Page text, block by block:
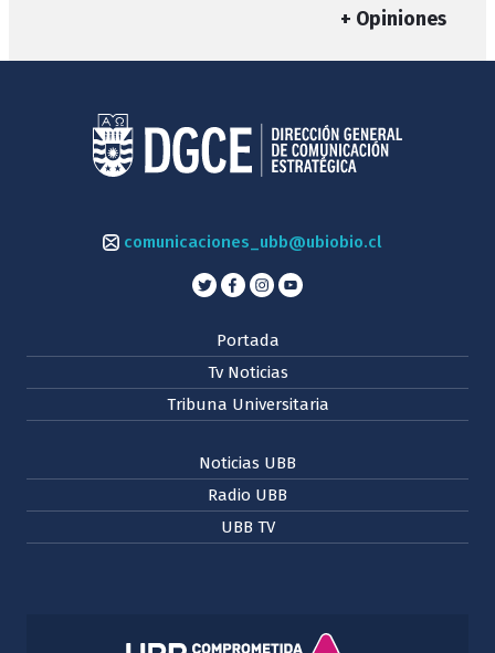
+ Opiniones
comunicaciones_ubb@ubiobio.cl
Portada
Tv Noticias
Tribuna Universitaria
Noticias UBB
Radio UBB
UBB TV